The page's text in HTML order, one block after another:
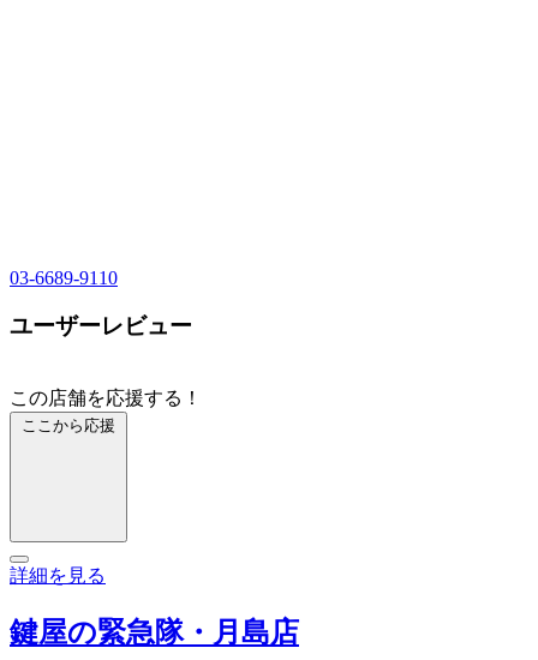
03-6689-9110
ユーザーレビュー
この店舗を応援する！
ここから応援
詳細を見る
鍵屋の緊急隊・月島店